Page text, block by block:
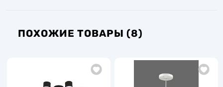
ПОХОЖИЕ ТОВАРЫ (8)